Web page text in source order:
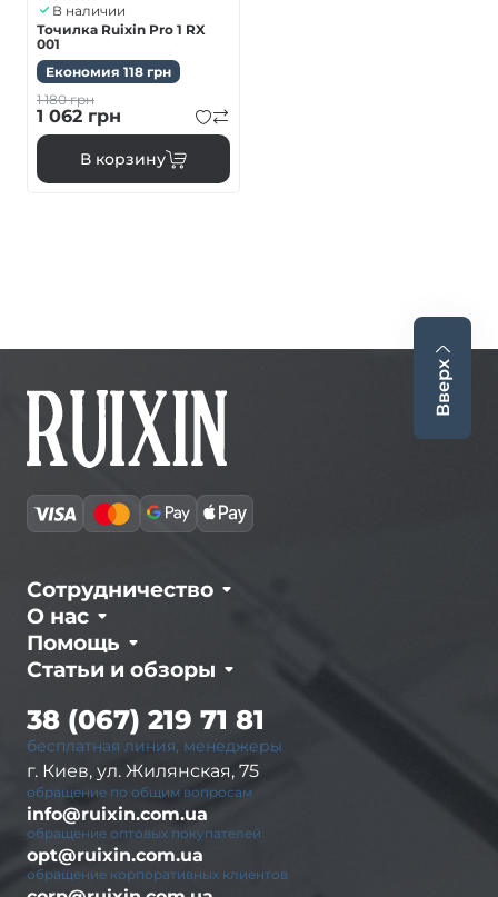
В наличии
Точилка Ruixin Pro 1 RX
001
Економия 118 грн
1 180грн
1 062 грн
В корзину
Вверх
О нас
Сотрудничество
Статьи и обзоры
Помощь
бесплатная линия, менеджеры
38 (067) 219 71 81
г. Киев, ул. Жилянская, 75
обращение по общим вопросам
info@ruixin.com.ua
обращение оптовых покупателей
opt@ruixin.com.ua
обращение корпоративных клиентов